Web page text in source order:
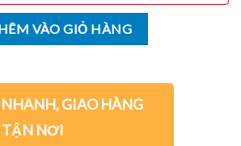
VÀO GIỎ HÀNG
GIAO HÀNG
TẬN NƠI